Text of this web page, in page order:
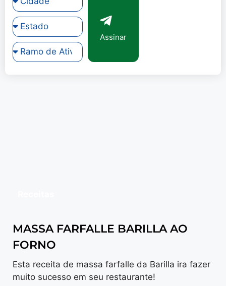
Assinar
MASSA FARFALLE BARILLA AO
FORNO
Esta receita de massa farfalle da Barilla ira fazer
muito sucesso em seu restaurante!